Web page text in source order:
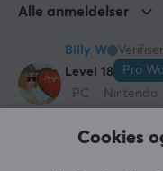
Alle anmeldelser
Billy W
Level 18
Pro
PC
Nintendo
Blant de fineste
Cookies